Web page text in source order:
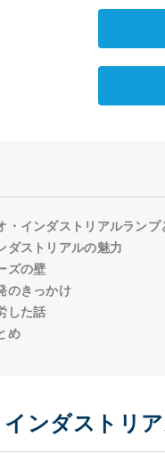
・インダストリアルランプ
ダストリアルの魅力
ズの壁
のきっかけ
した話
め
ンダストリ